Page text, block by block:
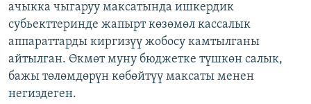
ачыкка чыгаруу максатында ишкердик
субьекттеринде жапырт көзөмөл кассалык
аппараттарды киргизүү жобосу камтылганы
айтылган. Өкмөт муну бюджетке түшкөн салык,
бажы төлөмдөрүн көбөйтүү максаты менен
негиздеген.